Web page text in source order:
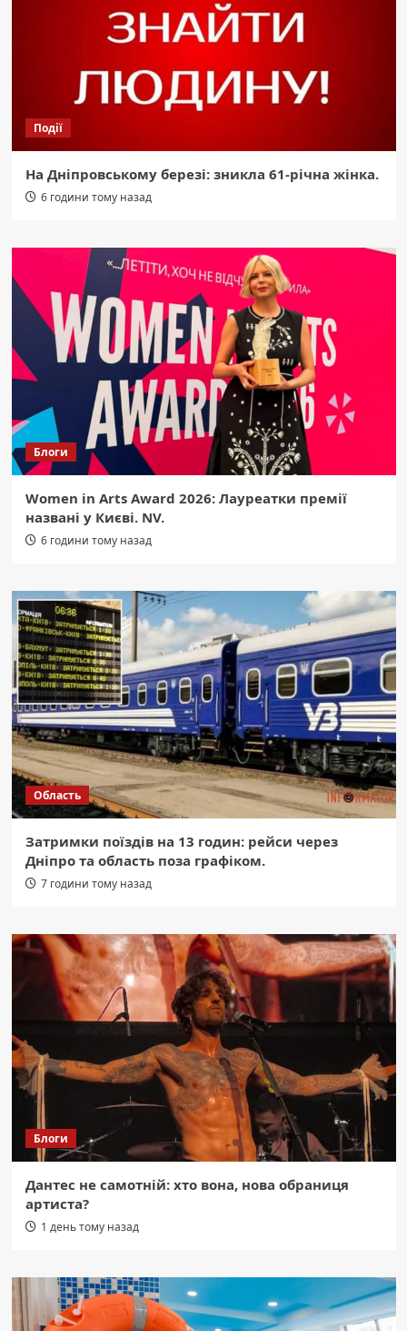
Події
На Дніпровському березі: зникла 61-річна жінка.
6 години тому назад
Блоги
Women in Arts Award 2026: Лауреатки премії
названі у Києві. NV.
6 години тому назад
Область
Затримки поїздів на 13 годин: рейси через
Дніпро та область поза графіком.
7 години тому назад
Блоги
Дантес не самотній: хто вона, нова обраниця
артиста?
1 день тому назад